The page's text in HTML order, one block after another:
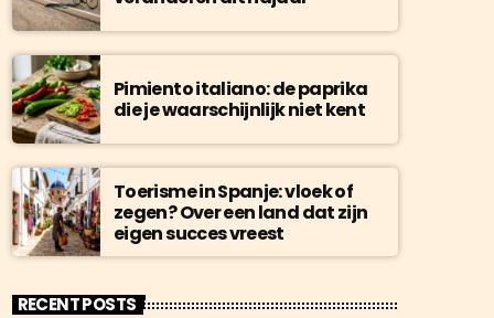
Pimiento italiano: de paprika
die je waarschijnlijk niet kent
Toerisme in Spanje: vloek of
zegen? Over een land dat zijn
eigen succes vreest
RECENT POSTS